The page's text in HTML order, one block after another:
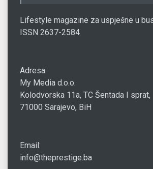
Lifestyle magazine za uspješne u
ISSN 2637-2584
Adresa:
My Media d.o.o.
Kolodvorska 11a, TC Šentada I sprat,
71000 Sarajevo, BiH
Email:
info@theprestige.ba